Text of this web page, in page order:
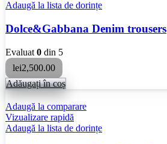
Adaugă la lista de dorințe
Dolce&Gabbana Denim trousers
Evaluat 0 din 5
lei2,500.00
Adăugați în coș
Adaugă la comparare
Vizualizare rapidă
Adaugă la lista de dorințe